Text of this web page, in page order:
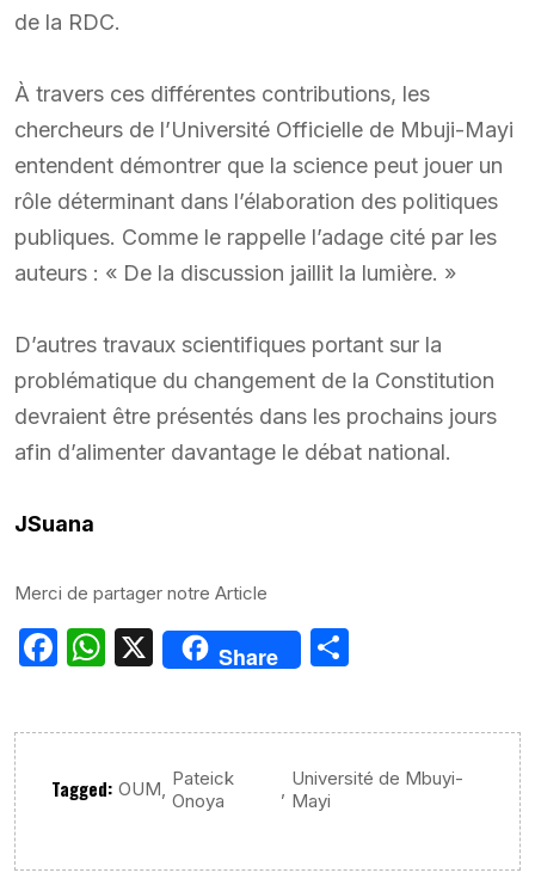
de la RDC.
À travers ces différentes contributions, les
chercheurs de l’Université Officielle de Mbuji-Mayi
entendent démontrer que la science peut jouer un
rôle déterminant dans l’élaboration des politiques
publiques. Comme le rappelle l’adage cité par les
auteurs : « De la discussion jaillit la lumière. »
D’autres travaux scientifiques portant sur la
problématique du changement de la Constitution
devraient être présentés dans les prochains jours
afin d’alimenter davantage le débat national.
JSuana
Merci de partager notre Article
Facebook
WhatsApp
X Share
Tagged: OUM Pateick
Onoya
Université de Mbuyi-
Mayi